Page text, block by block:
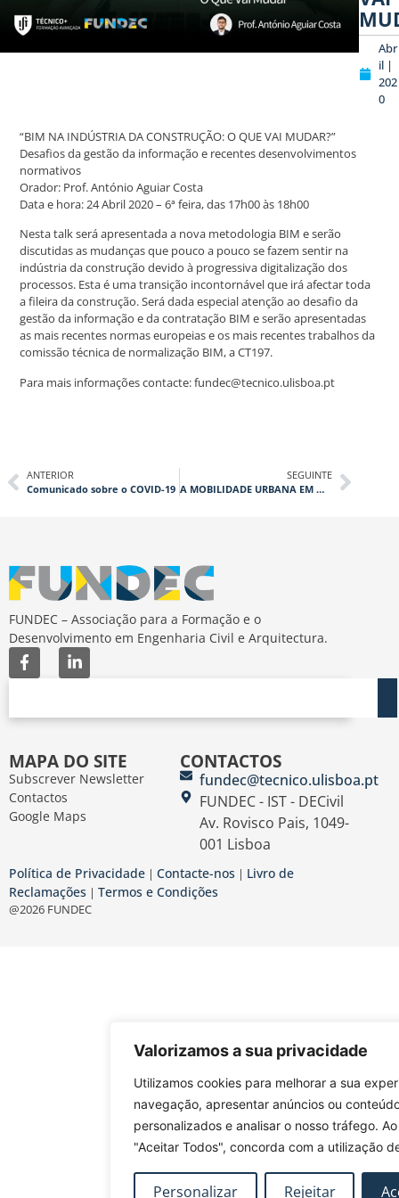
Valorizamos a sua privacidade
Utilizamos cookies para melhorar a sua
navegação, apresentar anúncios ou
personalizados e analisar o nosso tráfego.
"Aceitar Todos", concorda com a utilização
Personalizar Rejeitar
Abr
il |
202
0
“BIM NA INDÚSTRIA DA CONSTRUÇÃO: O QUE VAI MUDAR?”
Desafios da gestão da informação e recentes desenvolvimentos
normativos
Orador: Prof. António Aguiar Costa
Data e hora: 24 Abril 2020 – 6ª feira, das 17h00 às 18h00
Nesta talk será apresentada a nova metodologia BIM e serão
discutidas as mudanças que pouco a pouco se fazem sentir na
indústria da construção devido à progressiva digitalização dos
processos. Esta é uma transição incontornável que irá afectar toda
a fileira da construção. Será dada especial atenção ao desafio da
gestão da informação e da contratação BIM e serão apresentadas
as mais recentes normas europeias e os mais recentes trabalhos da
comissão técnica de normalização BIM, a CT197.
Para mais informações contacte: fundec@tecnico.ulisboa.pt
ANTERIOR
Comunicado sobre o COVID-19
SEGUINTE
A MOBILIDADE URBANA EM MUDANÇA RADICAL
FUNDEC – Associação para a Formação e o
Desenvolvimento em Engenharia Civil e Arquitectura.
MAPA DO SITE
Subscrever Newsletter
Contactos
Google Maps
CONTACTOS
fundec@tecnico.ulisboa.pt
FUNDEC - IST - DECivil
Av. Rovisco Pais, 1049-
001 Lisboa
Política de Privacidade | Contacte-nos | Livro de
Reclamações | Termos e Condições
@2026 FUNDEC